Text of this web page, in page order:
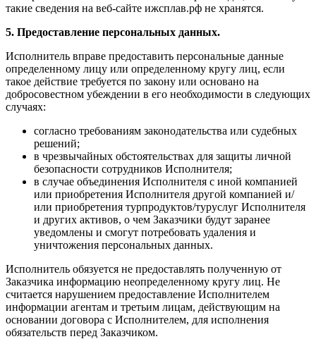
такие сведения на веб-сайте ижсплав.рф не хранятся.
5. Предоставление персональных данных.
Исполнитель вправе предоставить персональные данные
определенному лицу или определенному кругу лиц, если
такое действие требуется по закону или основано на
добросовестном убеждении в его необходимости в следующих
случаях:
согласно требованиям законодательства или судебных
решений;
в чрезвычайных обстоятельствах для защиты личной
безопасности сотрудников Исполнителя;
в случае объединения Исполнителя с иной компанией
или приобретения Исполнителя другой компанией и/
или приобретения турпродуктов/туруслуг Исполнителя
и других активов, о чем Заказчики будут заранее
уведомлены и смогут потребовать удаления и
уничтожения персональных данных.
Исполнитель обязуется не предоставлять полученную от
Заказчика информацию неопределенному кругу лиц. Не
считается нарушением предоставление Исполнителем
информации агентам и третьим лицам, действующим на
основании договора с Исполнителем, для исполнения
обязательств перед Заказчиком.